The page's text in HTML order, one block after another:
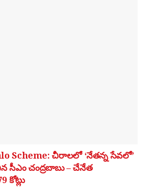
Scheme: చీరాలలో ‘నేతన్న సేవలో’
సీఎం చంద్రబాబు – చేనేత
కోట్లు